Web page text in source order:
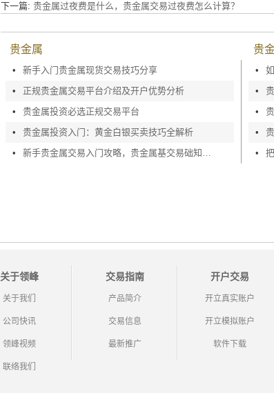
下一篇: 贵金属过夜费是什么，贵金属交易过夜费怎么计算？
贵金属
•
新手入门贵金属现货交易技巧分享
•
正规贵金属交易平台介绍及开户优势分析
•
贵金属投资必选正规交易平台
•
贵金属投资入门：黄金白银买卖技巧全解析
•
新手贵金属交易入门攻略，贵金属基交易础知识深度剖析
贵
•
•
•
•
•
关于领峰
关于我们
公司快讯
领峰视频
联络我们
交易指南
产品简介
交易信息
最新推广
开户交易
开立真实账户
开立模拟账户
软件下载